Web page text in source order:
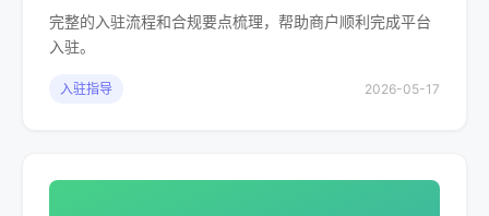
完整的入驻流程和合规要点梳理，帮助商户顺利完成平台
入驻。
入驻指导 2026-05-17